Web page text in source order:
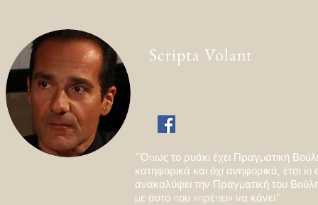
Scripta Volant
"Όπως το ρυάκι έχει Πραγματική
κατηφορικά και όχι ανηφορικά, έτσι κι
ανακαλύψει την Πραγματική του
με αυτό που «πρέπει» να κάνει".